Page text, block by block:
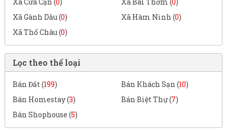
Xã Gành Dầu (0) Xã Hàm Ninh (0)
Xã Thổ Châu (0)
Lọc theo thể loại
Bán Đất (199) Bán Khách Sạn (10)
Bán Homestay (3) Bán Biệt Thự (7)
Bán Shophouse (5)